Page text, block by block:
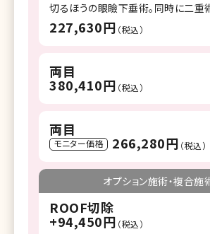
切るほうの眼瞼下垂術。同時に二重
227,630円 （税込）
両目
380,410円 （税込）
両目
モニター価格 266,280円 （税込）
オプション施術・複合施
ROOF切除
+94,450円 （税込）